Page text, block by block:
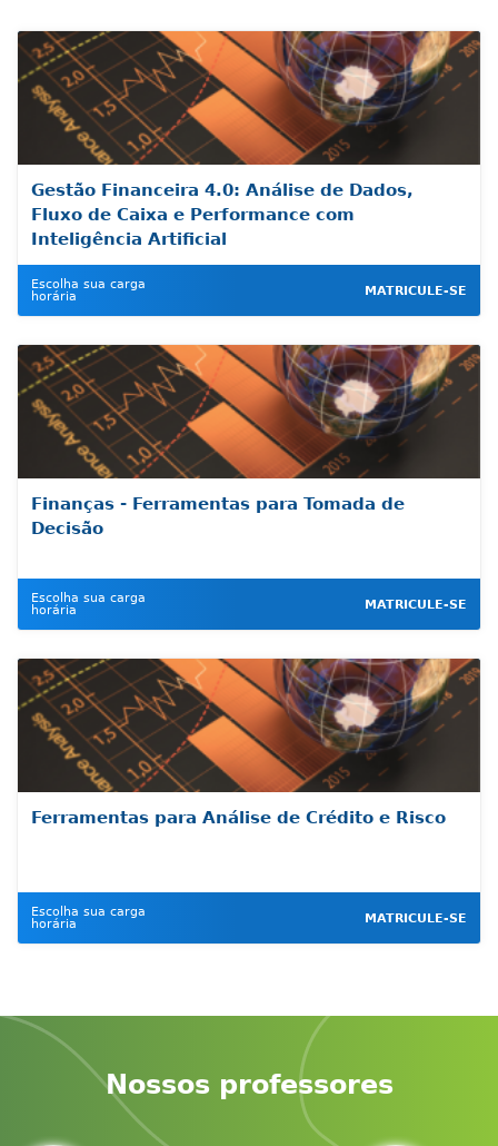
Gestão Financeira 4.0: Análise de Dados,
Fluxo de Caixa e Performance com
Inteligência Artificial
Escolha sua carga
horária
MATRICULE-SE
Finanças - Ferramentas para Tomada de
Decisão
Escolha sua carga
horária
MATRICULE-SE
Ferramentas para Análise de Crédito e Risco
Escolha sua carga
horária
MATRICULE-SE
Nossos professores